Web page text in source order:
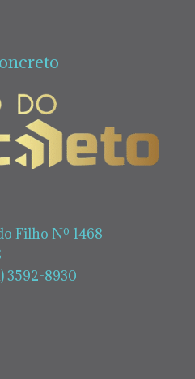
Filho Nº 1468
3592-8930